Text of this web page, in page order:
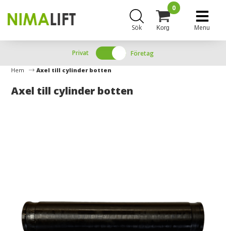
Sök Korg
0
Menu
Privat Företag
Hem Axel till cylinder botten
Axel till cylinder botten